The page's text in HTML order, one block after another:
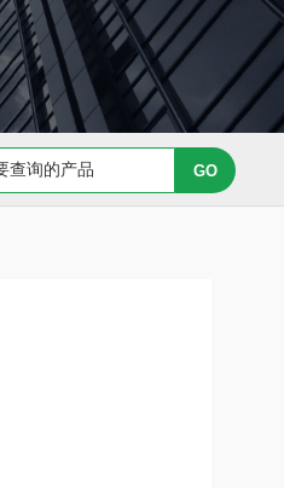
Caov-3 细胞专用培养基